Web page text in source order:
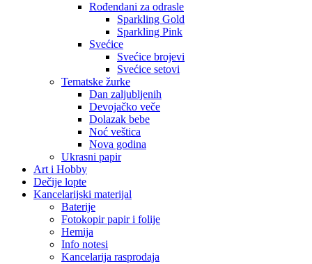
Rođendani za odrasle
Sparkling Gold
Sparkling Pink
Svećice
Svećice brojevi
Svećice setovi
Tematske žurke
Dan zaljubljenih
Devojačko veče
Dolazak bebe
Noć veštica
Nova godina
Ukrasni papir
Art i Hobby
Dečije lopte
Kancelarijski materijal
Baterije
Fotokopir papir i folije
Hemija
Info notesi
Kancelarija rasprodaja